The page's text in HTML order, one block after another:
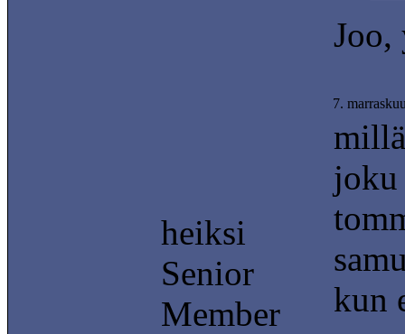
Joo,
heiksi
Senior
Member
7.
joku
kun